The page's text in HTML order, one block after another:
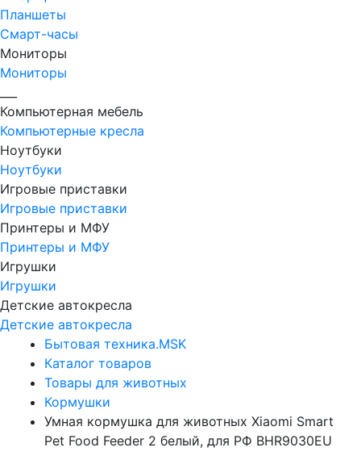
Планшеты
Смарт-часы
Мониторы
Мониторы
Компьютерная мебель
Компьютерные кресла
Ноутбуки
Ноутбуки
Игровые приставки
Игровые приставки
Принтеры и МФУ
Принтеры и МФУ
Игрушки
Игрушки
Детские автокресла
Детские автокресла
Бытовая техника.MSK
Каталог товаров
Товары для животных
Кормушки
Умная кормушка для животных Xiaomi Smart
Pet Food Feeder 2 белый, для РФ BHR9030EU